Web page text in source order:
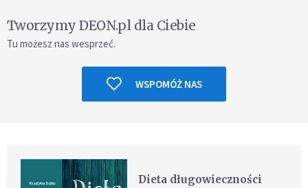
Tworzymy DEON.pl dla Ciebie
Tu możesz nas wesprzeć.
WSPOMÓŻ NAS
Dieta długowieczności